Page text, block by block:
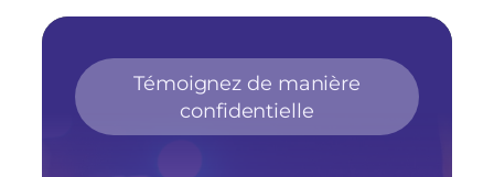
Témoignez de manière
confidentielle